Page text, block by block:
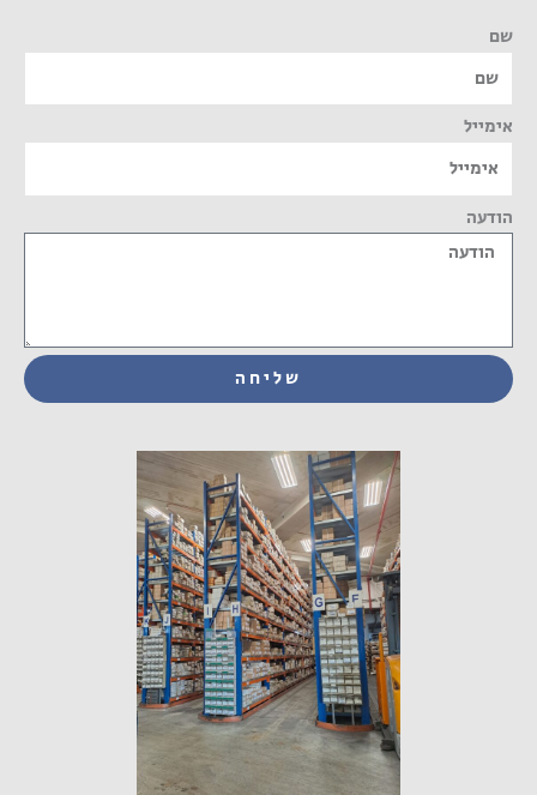
שם
אימייל
הודעה
שליחה